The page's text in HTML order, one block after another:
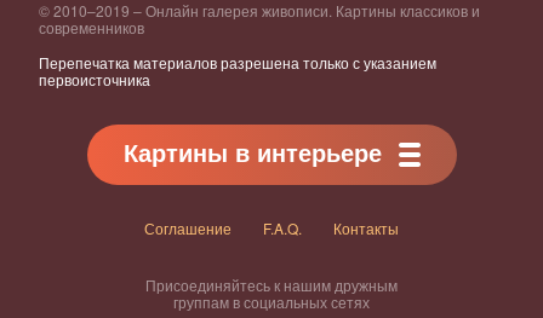
© 2010–2019 – Онлайн галерея живописи. Картины классиков и
современников
Перепечатка материалов разрешена только с указанием
первоисточника
Картины в интерьере
Соглашение F.A.Q. Контакты
Присоединяйтесь к нашим дружным
группам в социальных сетях